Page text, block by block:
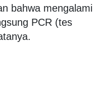
bahwa mengalami
PCR (tes